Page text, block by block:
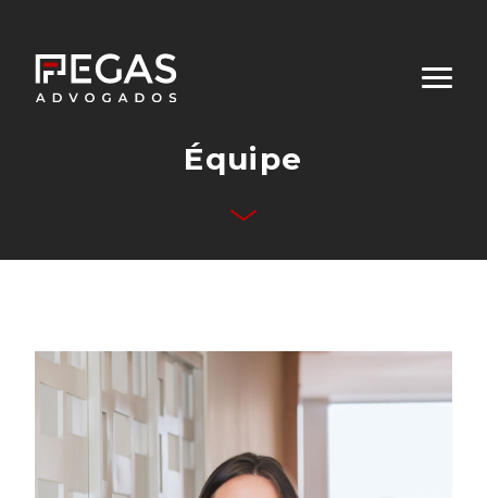
Qui sommes-nous
Domaines d’Activités
Contact
Équipe